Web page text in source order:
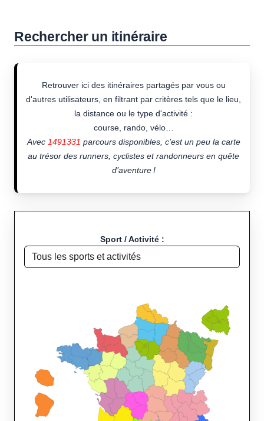
Rechercher un itinéraire
Retrouver ici des itinéraires partagés par vous ou
d'autres utilisateurs, en filtrant par critères tels que le lieu,
la distance ou le type d'activité :
course, rando, vélo…
Avec 1491331 parcours disponibles, c’est un peu la carte
au trésor des runners, cyclistes et randonneurs en quête
d’aventure !
Sport / Activité :